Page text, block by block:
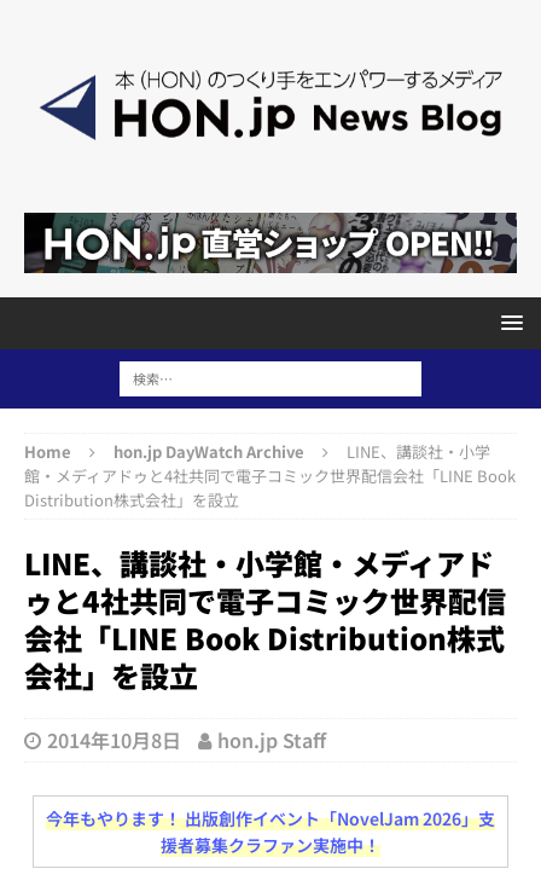
Home hon.jp DayWatch Archive
LINE、講談社・小学
館・メディアドゥと4社共同で電子コミック世界配信会社「LINE Book
Distribution株式会社」を設立
LINE、講談社・小学館・メディアド
ゥと4社共同で電子コミック世界配信
会社「LINE Book Distribution株式
会社」を設立
2014年10月8日 hon.jp Staff
今年もやります！ 出版創作イベント「NovelJam 2026」支
援者募集クラファン実施中！